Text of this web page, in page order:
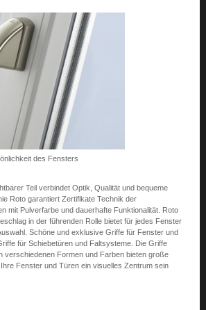
des Fensters
Teil verbindet Optik, Qualität und bequeme
Roto garantiert Zertifikate Technik der
mit Pulverfarbe und dauerhafte Funktionalität. Roto
in der führenden Rolle bietet für jedes Fenster
Schöne und exklusive Griffe für Fenster und
für Schiebetüren und Faltsysteme. Die Griffe
verschiedenen Formen und Farben bieten große
Fenster und Türen ein visuelles Zentrum sein